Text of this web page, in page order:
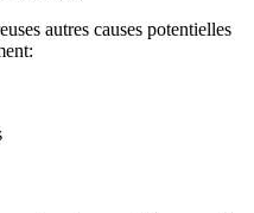
autres causes potentielles